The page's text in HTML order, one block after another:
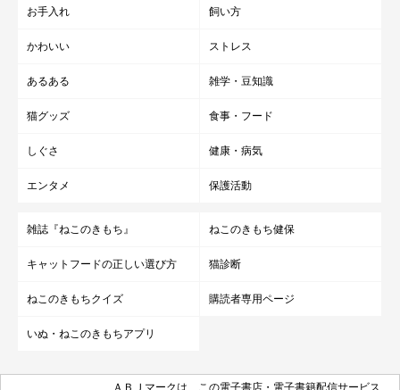
お手入れ 飼い方
かわいい ストレス
あるある 雑学・豆知識
猫グッズ 食事・フード
しぐさ 健康・病気
エンタメ 保護活動
雑誌『ねこのきもち』 ねこのきもち健保
キャットフードの正しい選び方 猫診断
ねこのきもちクイズ 購読者専用ページ
いぬ・ねこのきもちアプリ
ＡＢＪマークは、この電子書店・電子書籍配信サービス